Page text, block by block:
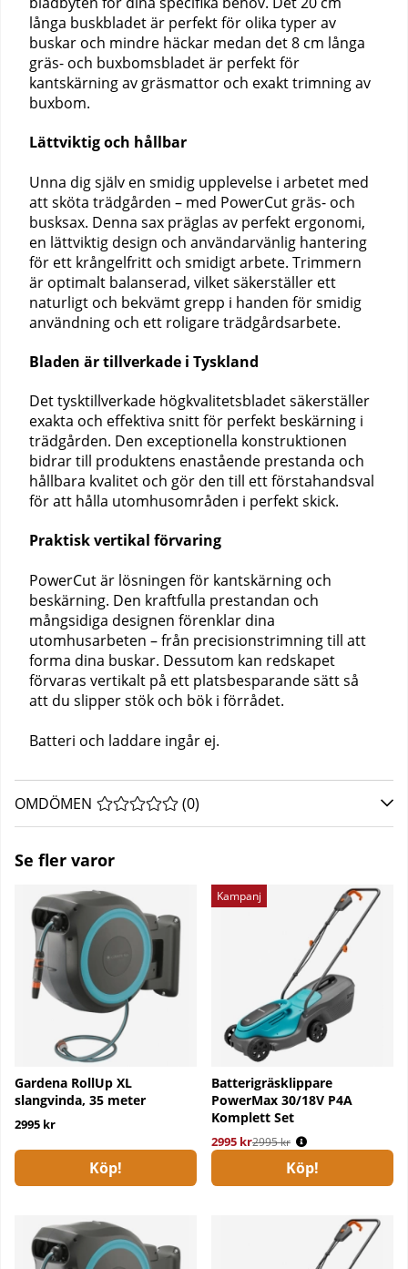
långa buskbladet är perfekt för olika typer av
buskar och mindre häckar medan det 8 cm långa
gräs- och buxbomsbladet är perfekt för
kantskärning av gräsmattor och exakt trimning av
buxbom.
Lättviktig och hållbar
Unna dig själv en smidig upplevelse i arbetet med
att sköta trädgården – med PowerCut gräs- och
busksax. Denna sax präglas av perfekt ergonomi,
en lättviktig design och användarvänlig hantering
för ett krångelfritt och smidigt arbete. Trimmern
är optimalt balanserad, vilket säkerställer ett
naturligt och bekvämt grepp i handen för smidig
användning och ett roligare trädgårdsarbete.
Bladen är tillverkade i Tyskland
Det tysktillverkade högkvalitetsbladet säkerställer
exakta och effektiva snitt för perfekt beskärning i
trädgården. Den exceptionella konstruktionen
bidrar till produktens enastående prestanda och
hållbara kvalitet och gör den till ett förstahandsval
för att hålla utomhusområden i perfekt skick.
Praktisk vertikal förvaring
PowerCut är lösningen för kantskärning och
beskärning. Den kraftfulla prestandan och
mångsidiga designen förenklar dina
utomhusarbeten – från precisionstrimning till att
forma dina buskar. Dessutom kan redskapet
förvaras vertikalt på ett platsbesparande sätt så
att du slipper stök och bök i förrådet.
Batteri och laddare ingår ej.
OMDÖMEN MEDELBETYG 0 AV 5 ANTAL BETYG 0
(0)
Se fler varor
Gardena RollUp XL
slangvinda, 35 meter
2995 kr
Köp!
Kampanj
Batterigräsklippare
PowerMax 30/18V P4A
Komplett Set
2995 kr
Ordinarie pris:
2995 kr
Köp!